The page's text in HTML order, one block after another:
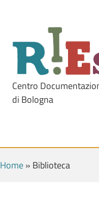
Centro
di Bologna
Home» Biblioteca